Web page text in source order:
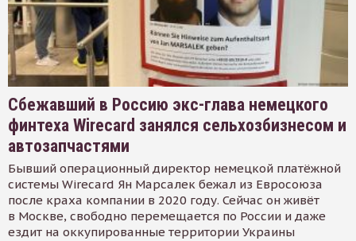
Сбежавший в Россию экс-глава немецкого
финтеха Wirecard занялся сельхозбизнесом и
автозапчастями
Бывший операционный директор немецкой платёжной
системы Wirecard Ян Марсалек бежал из Евросоюза
после краха компании в 2020 году. Сейчас он живёт
в Москве, свободно перемещается по России и даже
ездит на оккупированные территории Украины